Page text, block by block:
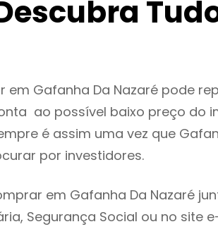
em Gafanha Da Nazaré pode
ao possível baixo preço do
é assim uma vez que
por investidores.
em Gafanha Da Nazaré
Segurança Social ou no site